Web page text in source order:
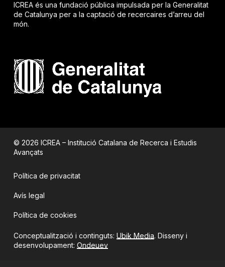
ICREA és una fundació pública impulsada per la Generalitat
de Catalunya per a la captació de recercaires d’arreu del
món.
© 2026 ICREA – Institució Catalana de Recerca i Estudis
Avançats
Política de privacitat
Avís legal
Política de cookies
Conceptualització i continguts: Ubik Media. Disseny i
desenvolupament: Ondeuev